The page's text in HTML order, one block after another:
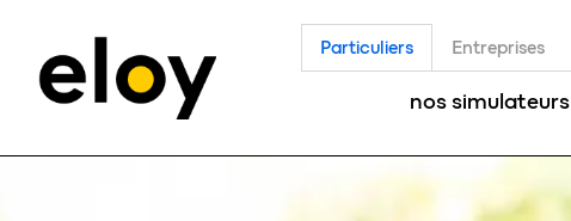
Particuliers Entreprises
nos simulateurs